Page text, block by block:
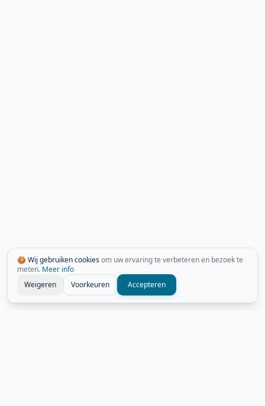
🍪 Wij gebruiken cookiesom uw ervaring te verbeteren en bezoek te
meten. Meer info
Weigeren
Voorkeuren Accepteren